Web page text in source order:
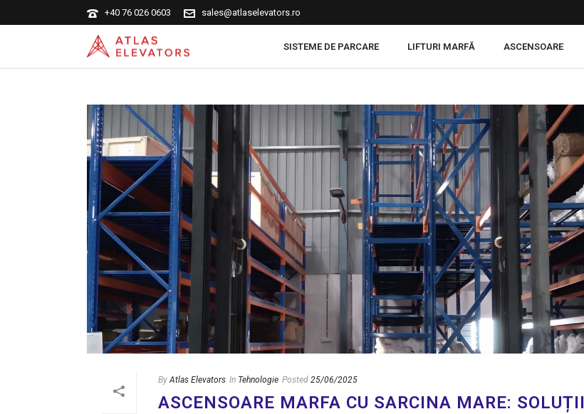
+40 76 026 0603 sales@atlaselevators.ro
SISTEME DE PARCARE LIFTURI MARFĂ ASCENSOARE
By Atlas Elevators In Tehnologie Posted 25/06/2025
ASCENSOARE MARFA CU SARCINA MARE: SOLUȚII